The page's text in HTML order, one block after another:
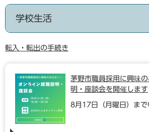
学校生活
転入・転出の手続き
茅野市職員採用に興味
明・座談会を開催します
8月17日（月曜日）まで